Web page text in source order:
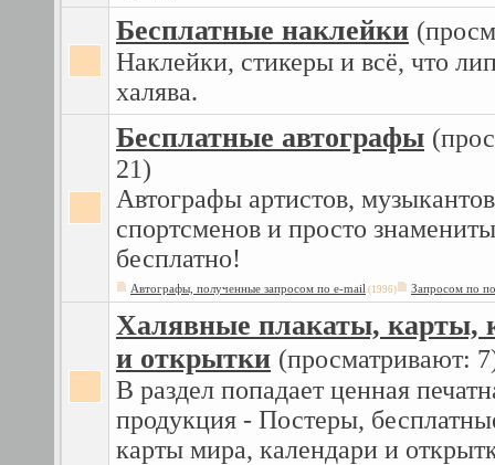
Бесплатные наклейки
Наклейки, стикеры и всё, что
халява.
Бесплатные автографы
21)
Автографы артистов,
спортсменов и просто
бесплатно!
Автографы, полученные запросом по e-mail (1996) Запросом по
Халявные плакаты, карты,
и открытки (просматривают:
В раздел попадает ценная
продукция - Постеры,
карты мира, календари и